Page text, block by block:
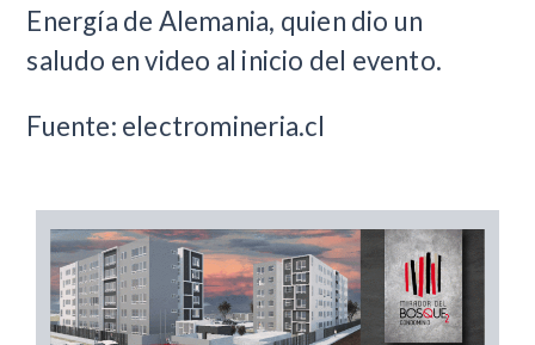
Energía de Alemania, quien dio un
saludo en video al inicio del evento.
Fuente: electromineria.cl